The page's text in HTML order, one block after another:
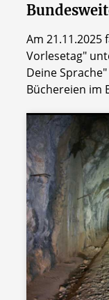
Am 21.11.2025
Vorlesetag"
Deine
Büchereien im